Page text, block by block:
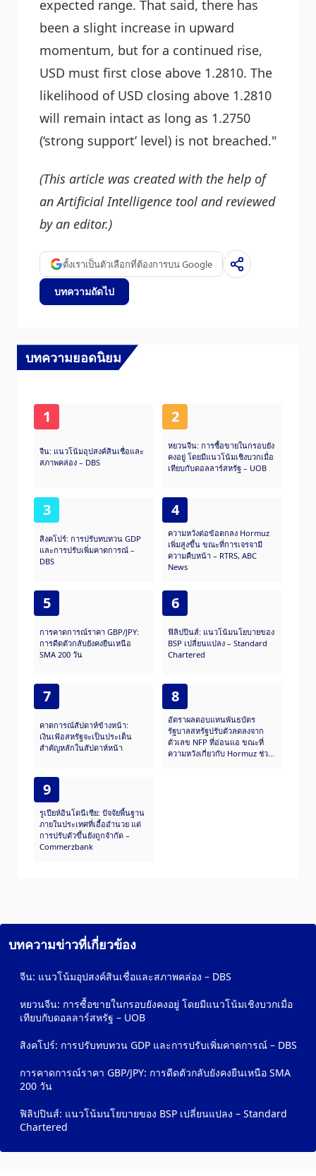
expected range. That said, there has
been a slight increase in upward
momentum, but for a continued rise,
USD must first close above 1.2810. The
likelihood of USD closing above 1.2810
will remain intact as long as 1.2750
(‘strong support’ level) is not breached."
(This article was created with the help of
an Artificial Intelligence tool and reviewed
by an editor.)
ตั้งเราเป็นตัวเลือกที่ต้องการบน Google
บทความถัดไป
บทความยอดนิยม
1
จีน: แนวโน้มอุปสงค์สินเชื่อและ
สภาพคล่อง – DBS
2
หยวนจีน: การซื้อขายในกรอบยัง
คงอยู่ โดยมีแนวโน้มเชิงบวกเมื่อ
เทียบกับดอลลาร์สหรัฐ – UOB
3
สิงคโปร์: การปรับทบทวน GDP
และการปรับเพิ่มคาดการณ์ –
DBS
4
ความหวังต่อข้อตกลง Hormuz
เพิ่มสูงขึ้น ขณะที่การเจรจามี
ความคืบหน้า – RTRS, ABC
News
5
การคาดการณ์ราคา GBP/JPY:
การดีดตัวกลับยังคงยืนเหนือ
SMA 200 วัน
6
ฟิลิปปินส์: แนวโน้มนโยบายของ
BSP เปลี่ยนแปลง – Standard
Chartered
7
คาดการณ์สัปดาห์ข้างหน้า:
เงินเฟ้อสหรัฐจะเป็นประเด็น
สำคัญหลักในสัปดาห์หน้า
8
อัตราผลตอบแทนพันธบัตร
รัฐบาลสหรัฐปรับตัวลดลงจาก
ตัวเลข NFP ที่อ่อนแอ ขณะที่
ความหวังเกี่ยวกับ Hormuz ช่วย
9
รูเปียห์อินโดนีเซีย: ปัจจัยพื้นฐาน
ภายในประเทศที่เอื้ออำนวย แต่
การปรับตัวขึ้นยังถูกจำกัด –
Commerzbank
บทความข่าวที่เกี่ยวข้อง
จีน: แนวโน้มอุปสงค์สินเชื่อและสภาพคล่อง – DBS
หยวนจีน: การซื้อขายในกรอบยังคงอยู่ โดยมีแนวโน้มเชิงบวกเมื่อ
เทียบกับดอลลาร์สหรัฐ – UOB
สิงคโปร์: การปรับทบทวน GDP และการปรับเพิ่มคาดการณ์ – DBS
การคาดการณ์ราคา GBP/JPY: การดีดตัวกลับยังคงยืนเหนือ SMA
200 วัน
ฟิลิปปินส์: แนวโน้มนโยบายของ BSP เปลี่ยนแปลง – Standard
Chartered